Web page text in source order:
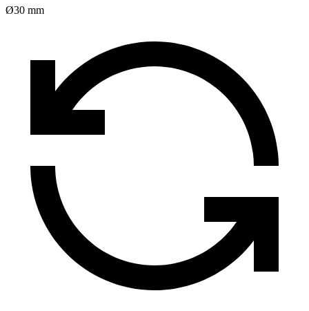
Ø30 mm